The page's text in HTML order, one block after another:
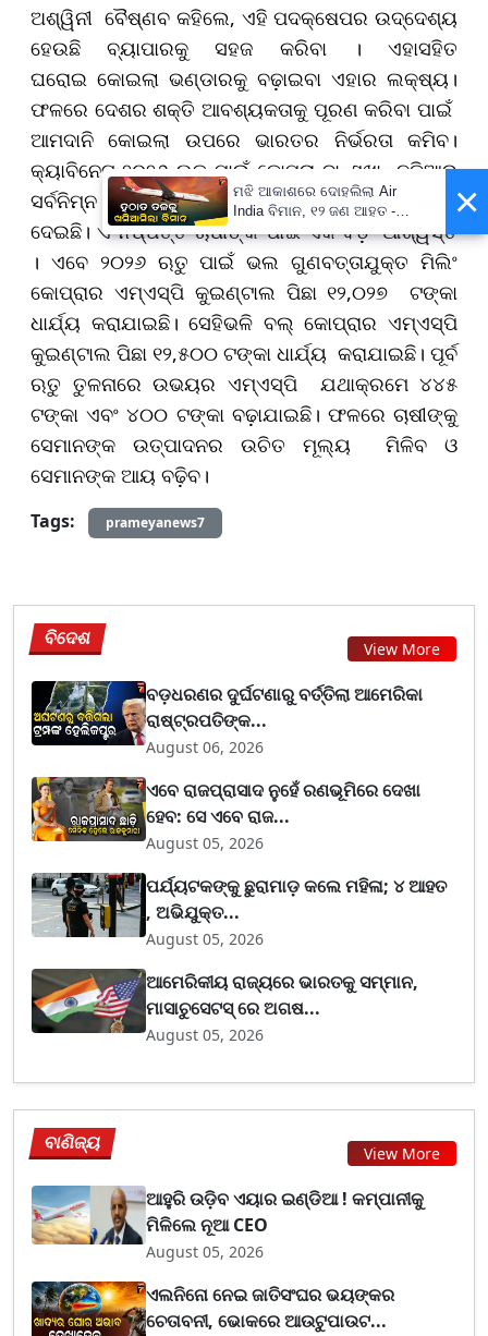
ଅଶ୍ୱିନୀ ବୈଷ୍ଣବ କହିଲେ, ଏହି ପଦକ୍ଷେପର ଉଦ୍ଦେଶ୍ୟ
ହେଉଛି ବ୍ୟାପାରକୁ ସହଜ କରିବା । ଏହାସହିତ
ଘରୋଇ କୋଇଲା ଭଣ୍ଡାରକୁ ବଢ଼ାଇବା ଏହାର ଲକ୍ଷ୍ୟ।
ଫଳରେ ଦେଶର ଶକ୍ତି ଆବଶ୍ୟକତାକୁ ପୂରଣ କରିବା ପାଇଁ
ଆମଦାନି କୋଇଲା ଉପରେ ଭାରତର ନିର୍ଭରତା କମିବ।
କ୍ୟାବିନେଟ୍‌ ୨୦୨୬ ଋତୁ ପାଇଁ କୋପ୍ରା ବା ଶୁଖା ନଡ଼ିଆର
ସର୍ବନିମ୍ନ ସହାୟକ ମୂଲ୍ୟ(ଏମ୍‌ଏସ୍‌ପି) ବୃଦ୍ଧିକୁ ମଞ୍ଜୁରି
ଦେଇଛି। ଏ ନିଷ୍ପତ୍ତି ଚାଷୀଙ୍କ ପାଇଁ ଏକ ବଡ଼ ଆଶ୍ୱସ୍ତି
। ଏବେ ୨୦୨୬ ଋତୁ ପାଇଁ ଭଲ ଗୁଣବତ୍ତାଯୁକ୍ତ ମିଲିଂ
କୋପ୍ରାର ଏମ୍‌ଏସ୍‌ପି କୁଇଣ୍ଟାଲ ପିଛା ୧୨,୦୨୭ ଟଙ୍କା
ଧାର୍ଯ୍ୟ କରାଯାଇଛି। ସେହିଭଳି ବଲ୍‌ କୋପ୍ରାର ଏମ୍‌ଏସ୍‌ପି
କୁଇଣ୍ଟାଲ ପିଛା ୧୨,୫୦୦ ଟଙ୍କା ଧାର୍ଯ୍ୟ କରାଯାଇଛି। ପୂର୍ବ
ଋତୁ ତୁଳନାରେ ଉଭୟର ଏମ୍‌ଏସ୍‌ପି ଯଥାକ୍ରମେ ୪୪୫
ଟଙ୍କା ଏବଂ ୪୦୦ ଟଙ୍କା ବଢ଼ାଯାଇଛି। ଫଳରେ ଚାଷୀଙ୍କୁ
ସେମାନଙ୍କ ଉତ୍ପାଦନର ଉଚିତ ମୂଲ୍ୟ ମିଳିବ ଓ
ସେମାନଙ୍କ ଆୟ ବଢ଼ିବ।
Tags: prameyanews7
ବିଦେଶ View More
ବଡ଼ଧରଣର ଦୁର୍ଘଟଣାରୁ ବର୍ତ୍ତିଲା ଆମେରିକା
ରାଷ୍ଟ୍ରପତିଙ୍କ...
August 06, 2026
ଏବେ ରାଜପ୍ରାସାଦ ନୁହେଁ ରଣଭୂମିରେ ଦେଖା
ହେବ: ସେ ଏବେ ରାଜ...
August 05, 2026
ପର୍ଯ୍ୟଟକଙ୍କୁ ଛୁରାମାଡ଼ କଲେ ମହିଳା; ୪ ଆହତ
, ଅଭିଯୁକ୍ତ...
August 05, 2026
ଆମେରିକୀୟ ରାଜ୍ୟରେ ଭାରତକୁ ସମ୍ମାନ,
ମାସାଚୁସେଟସ୍ ରେ ଅଗଷ...
August 05, 2026
ବାଣିଜ୍ୟ View More
ଆହୁରି ଉଡ଼ିବ ଏୟାର ଇଣ୍ଡିଆ ! କମ୍ପାନୀକୁ
ମିଳିଲେ ନୂଆ CEO
August 05, 2026
ଏଲନିନୋ ନେଇ ଜାତିସଂଘର ଭୟଙ୍କର
ଚେତାବନୀ, ଭୋକରେ ଆଉଟୁପାଉଟ...
×
ମଝି ଆକାଶରେ ଦୋହଲିଲା Air
India ବିମାନ, ୧୨ ଜଣ ଆହତ -